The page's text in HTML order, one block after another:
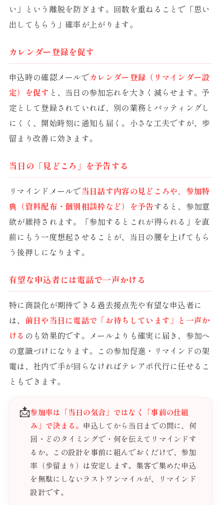
い」という離脱を防ぎます。回数を重ねることで「思い
出してもらう」確率が上がります。
カレンダー登録を促す
申込時の確認メールでカレンダー登録（リマインダー設
定）を促す と、当日の参加忘れを大きく減らせます。予
定として登録されていれば、別の業務とバッティングし
にくく、開始時刻に通知も届く。小さな工夫ですが、歩
留まり改善に効きます。
当日の「見どころ」を予告する
リマインドメールで当日話す内容の見どころや、参加特
典（資料配布・個別相談枠など）を予告すると、参加意
欲が維持されます。「参加するとこれが得られる」を直
前にもう一度想起させることが、当日の腰を上げてもら
う後押しになります。
有望な申込者には電話で一声かける
特に商談化が期待できる過去接点先や有望な申込者に
は、 前日や当日に電話で「お待ちしています」と一声か
ける のも効果的です。メールよりも確実に届き、参加へ
の意識づけになります。この参加促進・リマインドの架
電は、社内で手が回らなければテレアポ代行に任せるこ
ともできます。
📩参加率は「当日の気合」ではなく「事前の仕組
み」で決まる。 申込してから当日までの間に、何
回・どのタイミングで・何を伝えてリマインドす
るか。この設計を事前に組んでおくだけで、参加
率（歩留まり）は安定します。集客で集めた申込
を無駄にしないラストワンマイルが、リマインド
設計です。